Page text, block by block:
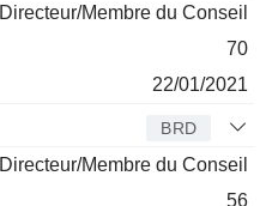
Directeur/Membre du Conseil
70
22/01/2021
BRD
Directeur/Membre du Conseil
56